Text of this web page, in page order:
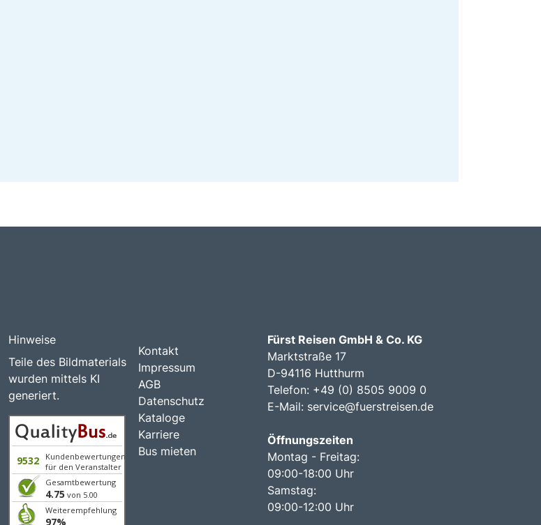
Hinweise
Teile des Bildmaterials
wurden mittels KI
generiert.
9532
Kundenbewertungen
für den Veranstalter
Gesamtbewertung
4.75 von 5.00
Weiterempfehlung
97%
Kontakt
Impressum
AGB
Datenschutz
Kataloge
Karriere
Bus mieten
Fürst Reisen GmbH & Co. KG
Marktstraße 17
D-94116 Hutthurm
Telefon: +49 (0) 8505 9009 0
E-Mail: service@fuerstreisen.de
Öffnungszeiten
Montag - Freitag:
09:00-18:00 Uhr
Samstag:
09:00-12:00 Uhr